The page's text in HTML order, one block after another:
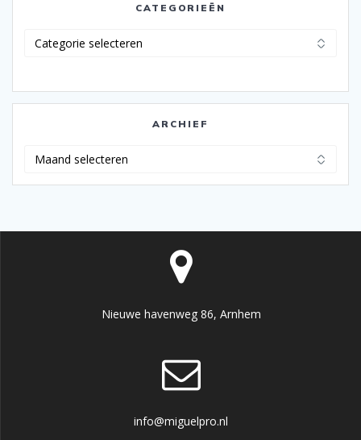
CATEGORIEËN
ARCHIEF
Nieuwe havenweg 86, Arnhem
info@miguelpro.nl